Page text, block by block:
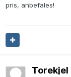
pris, anbefales!
Torekjel